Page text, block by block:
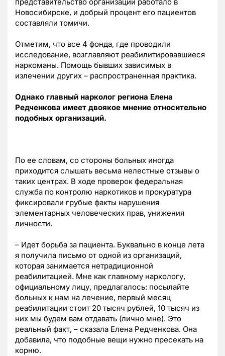
представительство организации работало в
Новосибирске, и добрый процент его пациентов
составляли томичи.
Отметим, что все 4 фонда, где проводили
исследование, возглавляют реабилитировавшиеся
наркоманы. Помощь бывших зависимых в
излечении других – распространенная практика.
Однако главный нарколог региона Елена
Редченкова имеет двоякое мнение относительно
подобных организаций.
По ее словам, со стороны больных иногда
приходится слышать весьма нелестные отзывы о
таких центрах. В ходе проверок федеральная
служба по контролю наркотиков и прокуратура
фиксировали грубые факты нарушения
элементарных человеческих прав, унижения
личности.
– Идет борьба за пациента. Буквально в конце лета
я получила письмо от одной из организаций,
которая занимается нетрадиционной
реабилитацией. Мне как главному наркологу,
официальному лицу, предлагалось: посылайте
больных к нам на лечение, первый месяц
реабилитации стоит 20 тысяч рублей, 10 тысяч из
них мы будем вам отдавать (лично мне). Это
реальный факт, – сказала Елена Редченкова. Она
добавила, что подобные вещи нужно пресекать на
корню.